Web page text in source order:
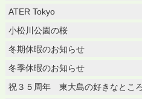
ATER Tokyo
小松川公園の桜
冬期休暇のお知らせ
冬季休暇のお知らせ
祝３５周年 東大島の好きなとこ